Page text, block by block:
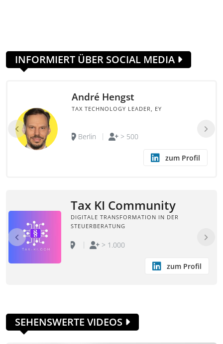
INFORMIERT ÜBER SOCIAL MEDIA
André Hengst
TAX TECHNOLOGY LEADER, EY
Berlin > 500
zum Profil
Tax KI Community
DIGITALE TRANSFORMATION IN DER
STEUERBERATUNG
> 1.000
zum Profil
SEHENSWERTE VIDEOS